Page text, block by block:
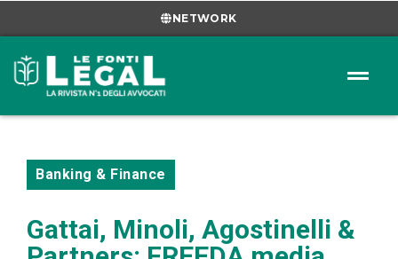
NETWORK
Banking & Finance
Gattai, Minoli, Agostinelli &